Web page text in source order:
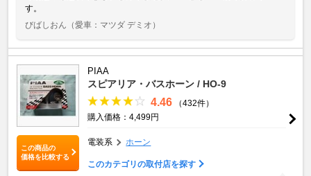
す。
びばしおん （愛車：マツダ デミオ）
この商品の
価格を比較する
PIAA
スピアリア・バスホーン / HO-9
4.46
（432件）
購入価格：4,499円
電装系 ホーン
このカテゴリの取付店を探す